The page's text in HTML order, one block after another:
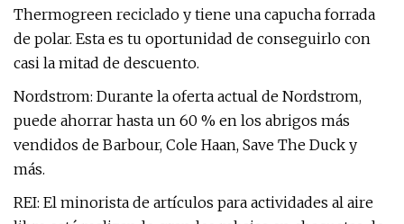
Thermogreen reciclado y tiene una capucha forrada
de polar. Esta es tu oportunidad de conseguirlo con
casi la mitad de descuento.
Nordstrom: Durante la oferta actual de Nordstrom,
puede ahorrar hasta un 60 % en los abrigos más
vendidos de Barbour, Cole Haan, Save The Duck y
más.
REI: El minorista de artículos para actividades al aire